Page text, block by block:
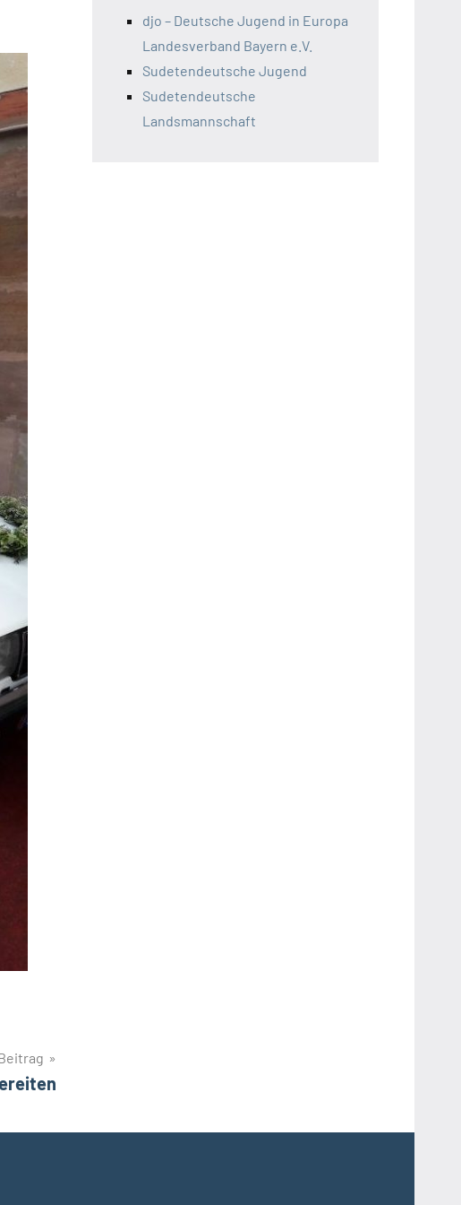
djo – Deutsche Jugend in Europa
Landesverband Bayern e.V.
Sudetendeutsche Jugend
Sudetendeutsche
Landsmannschaft